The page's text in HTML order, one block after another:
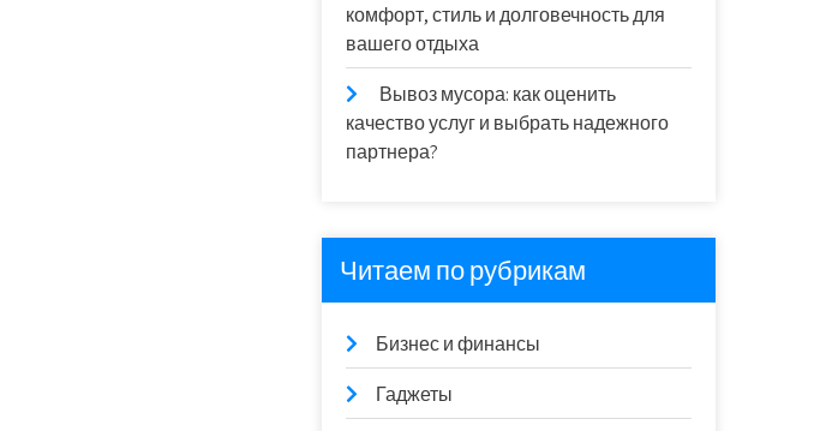
комфорт, стиль и долговечность для
вашего отдыха
Вывоз мусора: как оценить
качество услуг и выбрать надежного
партнера?
Читаем по рубрикам
Бизнес и финансы
Гаджеты